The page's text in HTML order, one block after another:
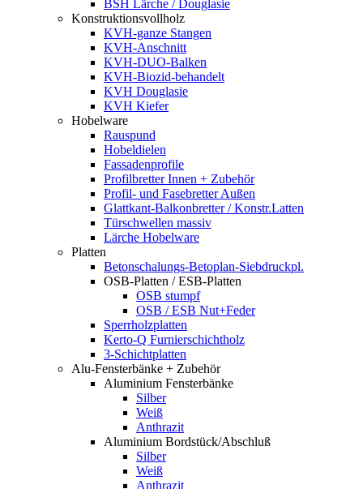
BSH Lärche / Douglasie
Konstruktionsvollholz
KVH-ganze Stangen
KVH-Anschnitt
KVH-DUO-Balken
KVH-Biozid-behandelt
KVH Douglasie
KVH Kiefer
Hobelware
Rauspund
Hobeldielen
Fassadenprofile
Profilbretter Innen + Zubehör
Profil- und Fasebretter Außen
Glattkant-Balkonbretter / Konstr.Latten
Türschwellen massiv
Lärche Hobelware
Platten
Betonschalungs-Betoplan-Siebdruckpl.
OSB-Platten / ESB-Platten
OSB stumpf
OSB / ESB Nut+Feder
Sperrholzplatten
Kerto-Q Furnierschichtholz
3-Schichtplatten
Alu-Fensterbänke + Zubehör
Aluminium Fensterbänke
Silber
Weiß
Anthrazit
Aluminium Bordstück/Abschluß
Silber
Weiß
Anthrazit